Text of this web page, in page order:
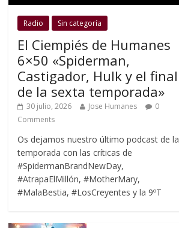
Radio Sin categoría
El Ciempiés de Humanes
6×50 «Spiderman,
Castigador, Hulk y el final
de la sexta temporada»
30 julio, 2026 Jose Humanes
0
Comments
Os dejamos nuestro último podcast de la
temporada con las críticas de
#SpidermanBrandNewDay,
#AtrapaElMillón, #MotherMary,
#MalaBestia, #LosCreyentes y la 9ºT